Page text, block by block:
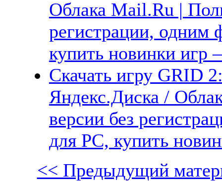
Облака Mail.Ru |
регистрации, одним
купить новинки
Скачать игру GRID
Яндекс.Диска /
версии без
для PC, купить
<< Предыдущий